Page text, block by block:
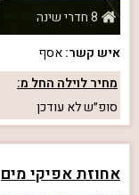
8 חדרי שינה
איש קשר:אסף
מחיר לוילה החל מ:
סופ״שלא עודכן
אחוזת אפיקי מים